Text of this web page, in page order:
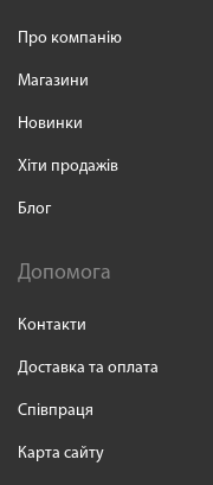
Про компанію
Магазини
Новинки
Хіти продажів
Блог
Допомога
Контакти
Доставка та оплата
Співпраця
Карта сайту